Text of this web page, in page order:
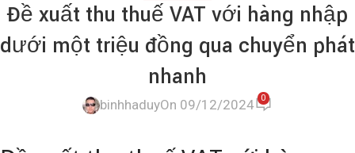
Đề xuất thu thuế VAT với hàng nhập
dưới một triệu đồng qua chuyển phát
nhanh
binhhaduyOn 09/12/2024 0